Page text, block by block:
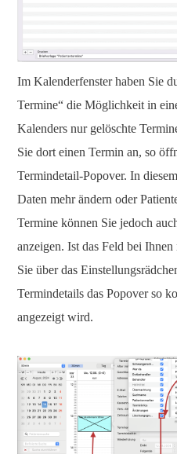
Im Kalenderfenster haben Sie
Termine“ die Möglichkeit in
Kalenders nur gelöschte
Sie dort einen Termin an, so
Termindetail-Popover. In
Daten mehr ändern oder
Termine können Sie jedoch
anzeigen. Ist das Feld bei
Sie über das
Termindetails das Popover so
angezeigt wird.